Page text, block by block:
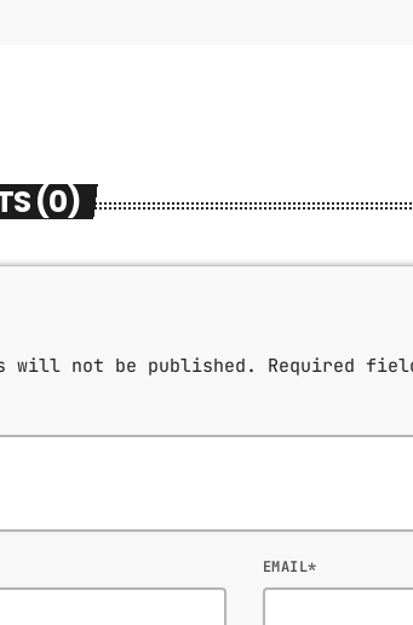
(0)
will not be published. Required
EMAIL*